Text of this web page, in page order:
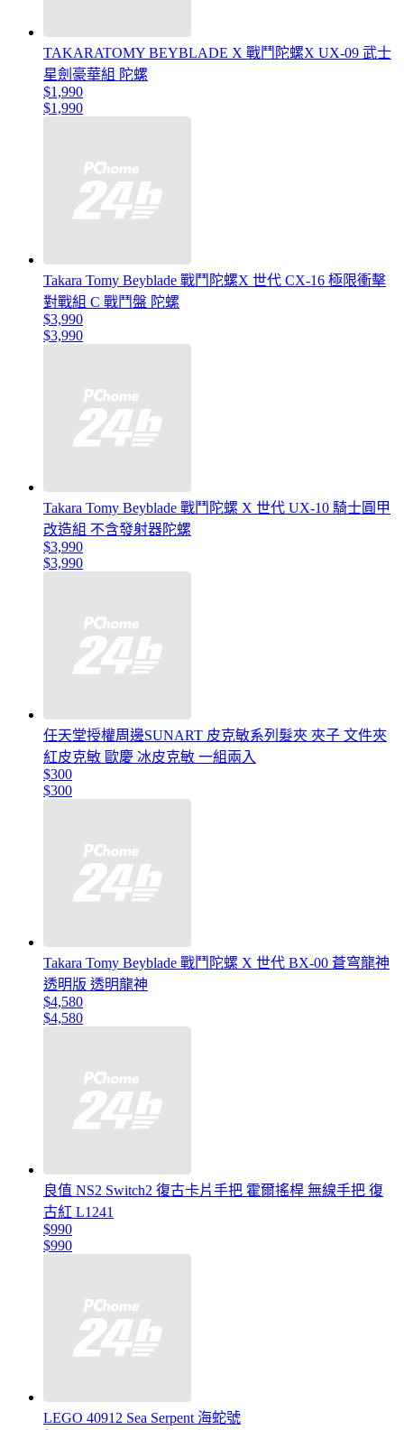
TAKARATOMY BEYBLADE X 戰鬥陀螺X UX-09 武士
星劍豪華組 陀螺
$1,990
$1,990
Takara Tomy Beyblade 戰鬥陀螺X 世代 CX-16 極限衝擊
對戰組 C 戰鬥盤 陀螺
$3,990
$3,990
Takara Tomy Beyblade 戰鬥陀螺 X 世代 UX-10 騎士圓甲
改造組 不含發射器陀螺
$3,990
$3,990
任天堂授權周邊SUNART 皮克敏系列髮夾 夾子 文件夾
紅皮克敏 歐慶 冰皮克敏 一組兩入
$300
$300
Takara Tomy Beyblade 戰鬥陀螺 X 世代 BX-00 蒼穹龍神
透明版 透明龍神
$4,580
$4,580
良值 NS2 Switch2 復古卡片手把 霍爾搖桿 無線手把 復
古紅 L1241
$990
$990
LEGO 40912 Sea Serpent 海蛇號